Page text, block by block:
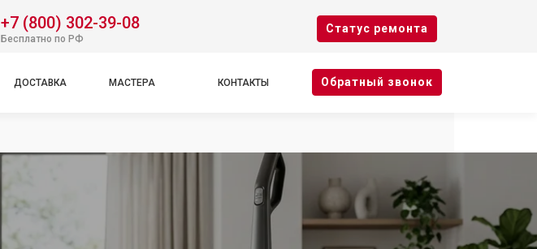
+7 (800) 302-39-08
Бесплатно по РФ
Cтатус ремонта
ДОСТАВКА МАСТЕРА КОНТАКТЫ Oбратный звонок